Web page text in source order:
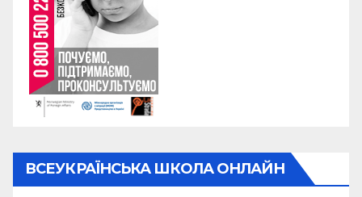
ВСЕУКРАЇНСЬКА ШКОЛА ОНЛАЙН